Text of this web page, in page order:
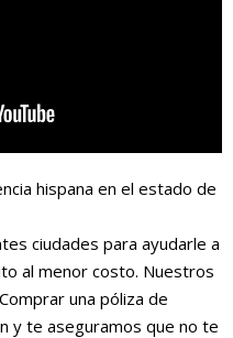
hispana en el estado de
ciudades para ayudarle a
al menor costo. Nuestros
una póliza de
y te aseguramos que no te